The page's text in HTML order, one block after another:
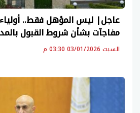
عاجل| ليس المؤهل فقط..
مفاجآت بشأن شروط القبول
السبت 03/01/2026 03:30 م